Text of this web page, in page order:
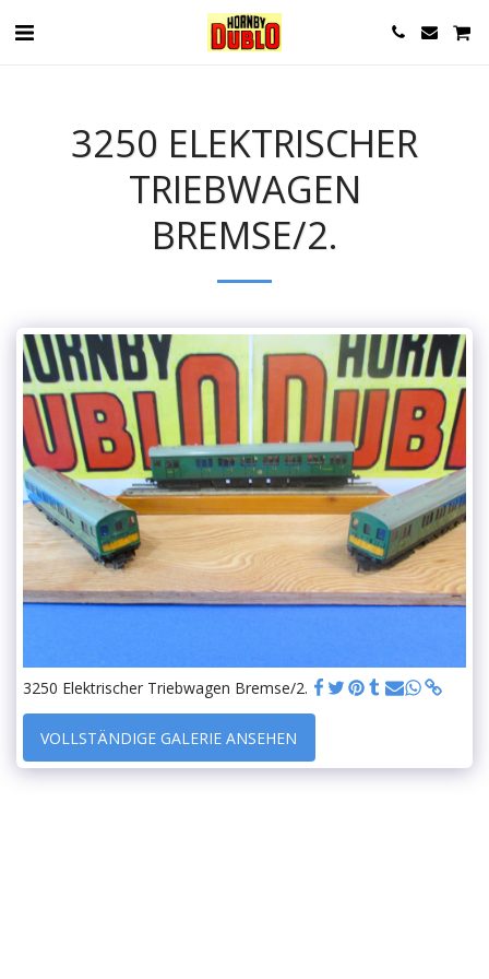
3250 ELEKTRISCHER
TRIEBWAGEN
BREMSE/2.
3250 Elektrischer Triebwagen Bremse/2.
VOLLSTÄNDIGE GALERIE ANSEHEN